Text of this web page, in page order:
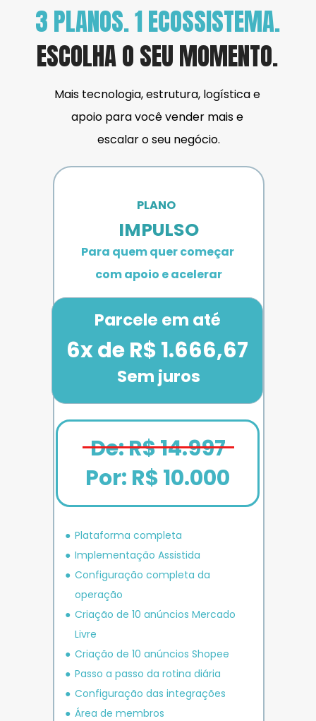
3 PLANOS. 1 ECOSSISTEMA.
ESCOLHA O SEU MOMENTO.
Mais tecnologia, estrutura, logística e
apoio para você vender mais e
escalar o seu negócio.
Parcele em até
Plataforma completa
Implementação Assistida
Configuração completa da
operação
Criação de 10 anúncios Mercado
Livre
Criação de 10 anúncios Shopee
Passo a passo da rotina diária
Configuração das integrações
Área de membros
6x de R$ 1.666,67
Sem juros
PLANO
IMPULSO
Para quem quer começar
com apoio e acelerar
De: R$ 14.997
Por: R$ 10.000